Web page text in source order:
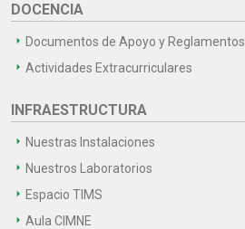
DOCENCIA
Documentos de Apoyo y Reglamentos
Actividades Extracurriculares
INFRAESTRUCTURA
Nuestras Instalaciones
Nuestros Laboratorios
Espacio TIMS
Aula CIMNE